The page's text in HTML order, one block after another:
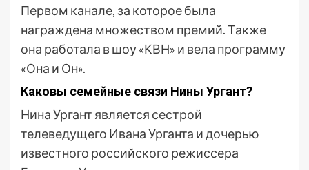
Первом канале, за которое была
награждена множеством премий. Также
она работала в шоу «КВН» и вела программу
«Она и Он».
Каковы семейные связи Нины Ургант?
Нина Ургант является сестрой
телеведущего Ивана Урганта и дочерью
известного российского режиссера